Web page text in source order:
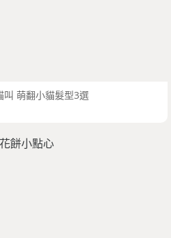
叫 萌翻小貓髮型3選